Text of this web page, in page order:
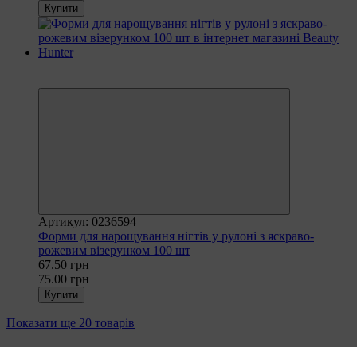
Купити
Артикул: 0236594
Форми для нарощування нігтів у рулоні з яскраво-
рожевим візерунком 100 шт
67.50 грн
75.00 грн
Купити
Показати ще 20 товарів